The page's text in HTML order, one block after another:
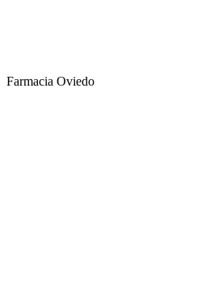
Farmacia Oviedo